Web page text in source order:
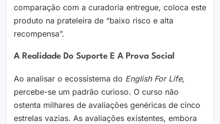
comparação com a curadoria entregue, coloca este
produto na prateleira de “baixo risco e alta
recompensa”.
A Realidade Do Suporte E A Prova Social
Ao analisar o ecossistema do English For Life,
percebe-se um padrão curioso. O curso não
ostenta milhares de avaliações genéricas de cinco
estrelas vazias. As avaliações existentes, embora